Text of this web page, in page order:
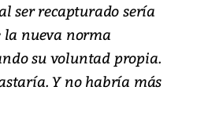
ser recapturado sería
la nueva norma
su voluntad propia.
Y no habría más